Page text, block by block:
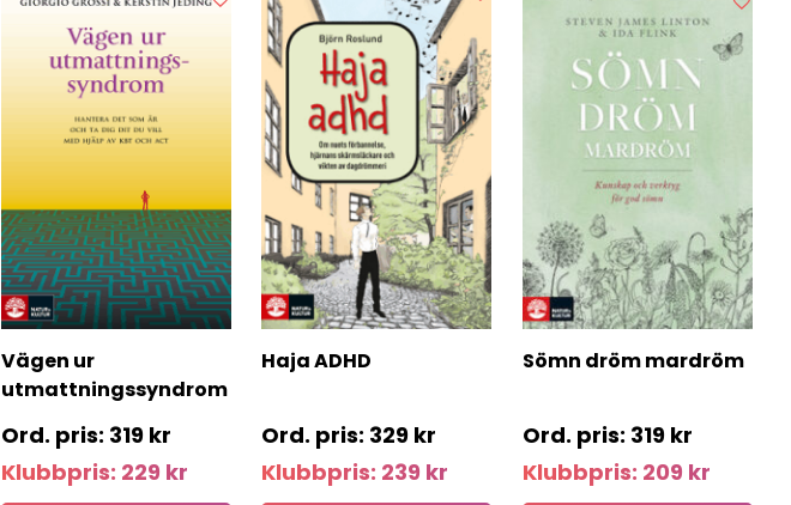
Vägen ur
utmattningssyndrom
319 kr
Klubbpris: 229 kr
Haja ADHD
329 kr
Klubbpris: 239 kr
Sömn dröm mardröm
319 kr
Klubbpris: 209 kr